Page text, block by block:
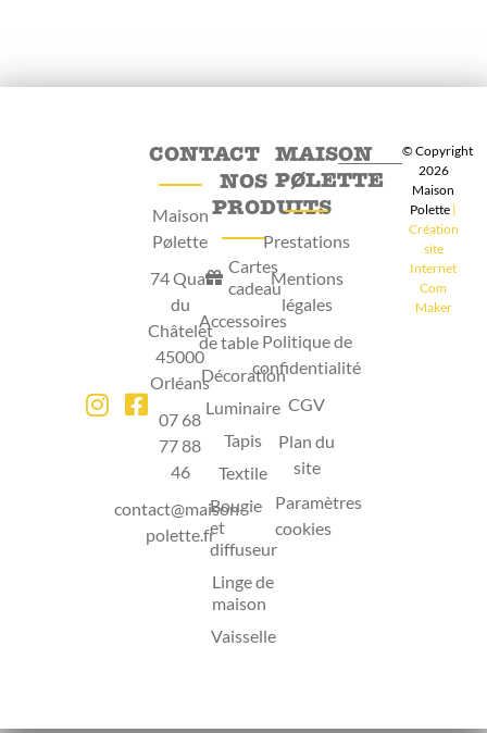
CONTACT
Maison
Pølette
74 Quai
du
Châtelet
45000
Orléans
07 68
77 88
46
contact@maison-
polette.fr
NOS
PRODUITS
Cartes
cadeau
Accessoires
de table
Décoration
Luminaire
Tapis
Textile
Bougie
et
diffuseur
Linge de
maison
Vaisselle
MAISON
PØLETTE
Prestations
Mentions
légales
Politique de
confidentialité
CGV
Plan du
site
Paramètres
cookies
© Copyright
2026
Maison
Polette |
Création
site
Internet
Com
Maker